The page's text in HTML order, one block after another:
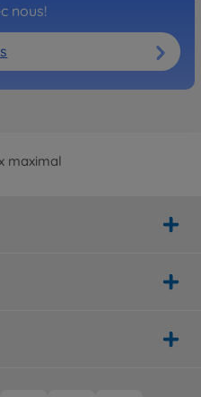
nous!
du fabricant
maximal
rapide